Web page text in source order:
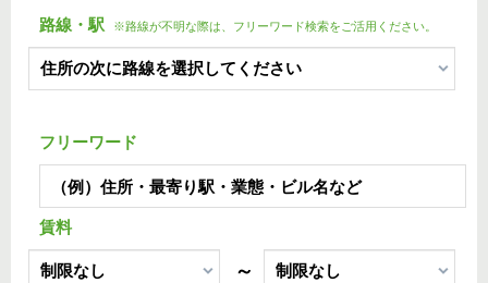
路線・駅 ※路線が不明な際は、フリーワード検索をご活用ください。
フリーワード
賃料
～